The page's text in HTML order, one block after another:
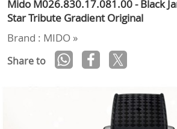
Mido M026.830.17.081.00 - Black
Star Tribute Gradient Original
Brand : MIDO »
Share to